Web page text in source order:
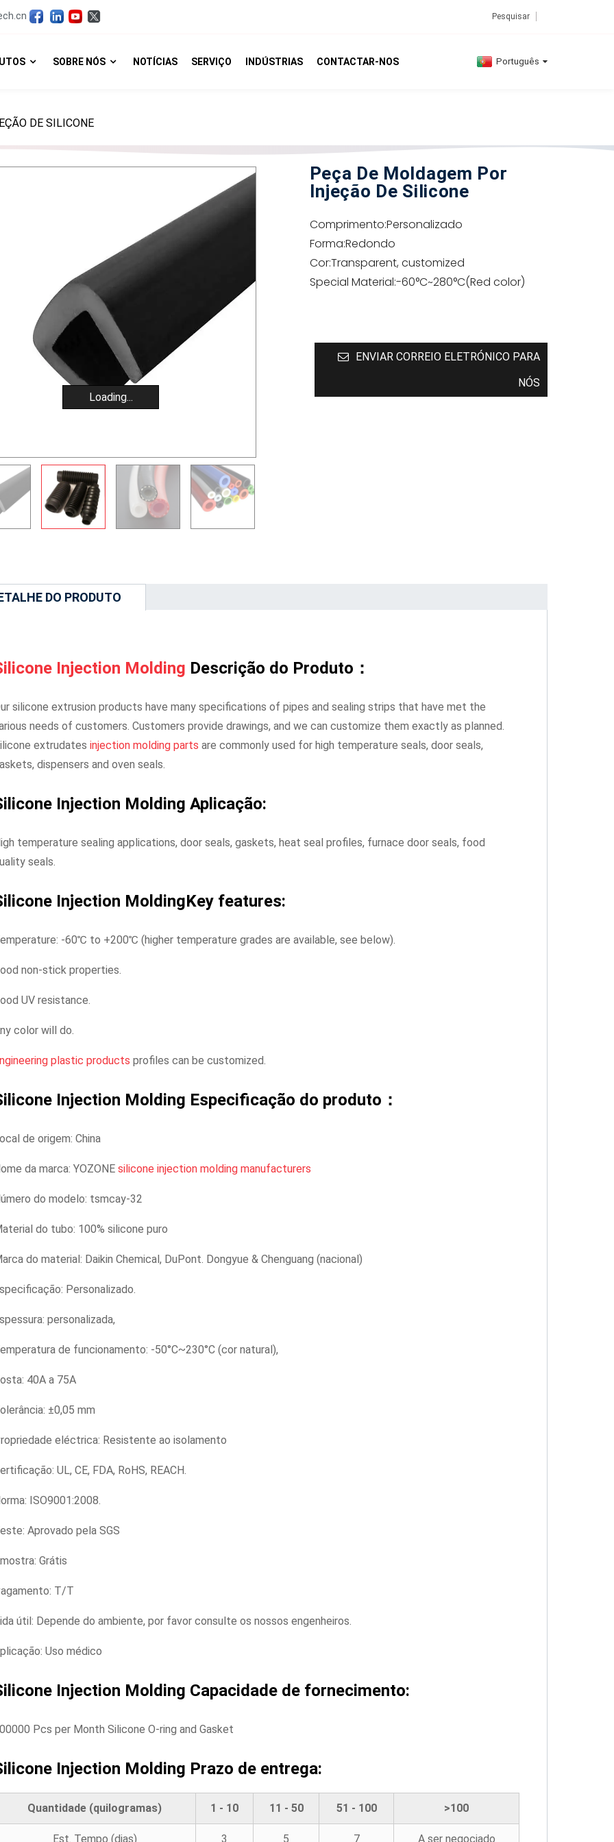
SOBRE NÓS NOTÍCIAS SERVIÇO INDÚSTRIAS CONTACTAR-NOS Português
DE SILICONE
Loading...
Peça De Moldagem Por
Injeção De Silicone
Comprimento:Personalizado
Forma:Redondo
Cor:Transparent, customized
Special Material:-60°C~280°C(Red color)
ENVIAR CORREIO ELETRÓNICO PARA
NÓS
DO PRODUTO
Injection Molding Descrição do Produto：
silicone extrusion products have many specifications of pipes and sealing strips that have met the
needs of customers. Customers provide drawings, and we can customize them exactly as planned.
extrudates injection molding parts are commonly used for high temperature seals, door seals,
dispensers and oven seals.
Injection Molding Aplicação:
temperature sealing applications, door seals, gaskets, heat seal profiles, furnace door seals, food
seals.
Injection MoldingKey features:
-60℃ to +200℃ (higher temperature grades are available, see below).
non-stick properties.
UV resistance.
color will do.
plastic products profiles can be customized.
Injection Molding Especificação do produto：
de origem: China
da marca: YOZONE silicone injection molding manufacturers
do modelo: tsmcay-32
do tubo: 100% silicone puro
do material: Daikin Chemical, DuPont. Dongyue & Chenguang (nacional)
Personalizado.
personalizada,
de funcionamento: -50°C~230°C (cor natural),
40A a 75A
±0,05 mm
eléctrica: Resistente ao isolamento
UL, CE, FDA, RoHS, REACH.
ISO9001:2008.
Aprovado pela SGS
Grátis
T/T
útil: Depende do ambiente, por favor consulte os nossos engenheiros.
Uso médico
Injection Molding Capacidade de fornecimento:
Pcs per Month Silicone O-ring and Gasket
Injection Molding Prazo de entrega:
Quantidade (quilogramas) 1 - 10 11 - 50 51 - 100 >100
Est. Tempo (dias) 3 5 7 A ser negociado